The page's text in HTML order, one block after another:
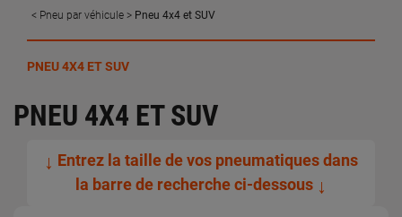
Pneu par véhicule Pneu 4x4 et SUV
PNEU 4X4 ET SUV
PNEU 4X4 ET SUV
↓ Entrez la taille de vos pneumatiques dans
la barre de recherche ci-dessous ↓